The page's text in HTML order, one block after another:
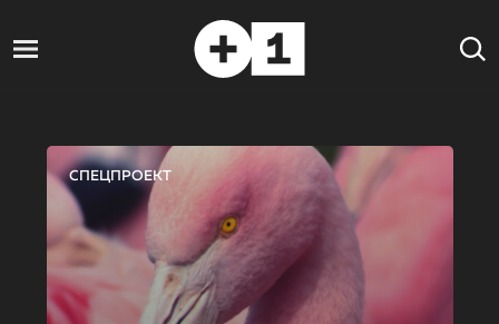
СПЕЦПРОЕКТ